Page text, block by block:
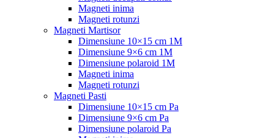
Magneti inima
Magneti rotunzi
Magneti Martisor
Dimensiune 10×15 cm 1M
Dimensiune 9×6 cm 1M
Dimensiune polaroid 1M
Magneti inima
Magneti rotunzi
Magneti Pasti
Dimensiune 10×15 cm Pa
Dimensiune 9×6 cm Pa
Dimensiune polaroid Pa